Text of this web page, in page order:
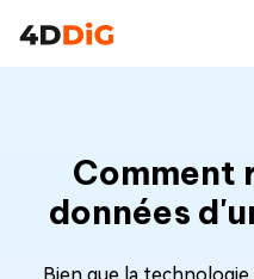
Comment
données